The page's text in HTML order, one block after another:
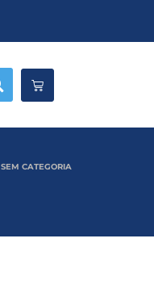
SEM CATEGORIA